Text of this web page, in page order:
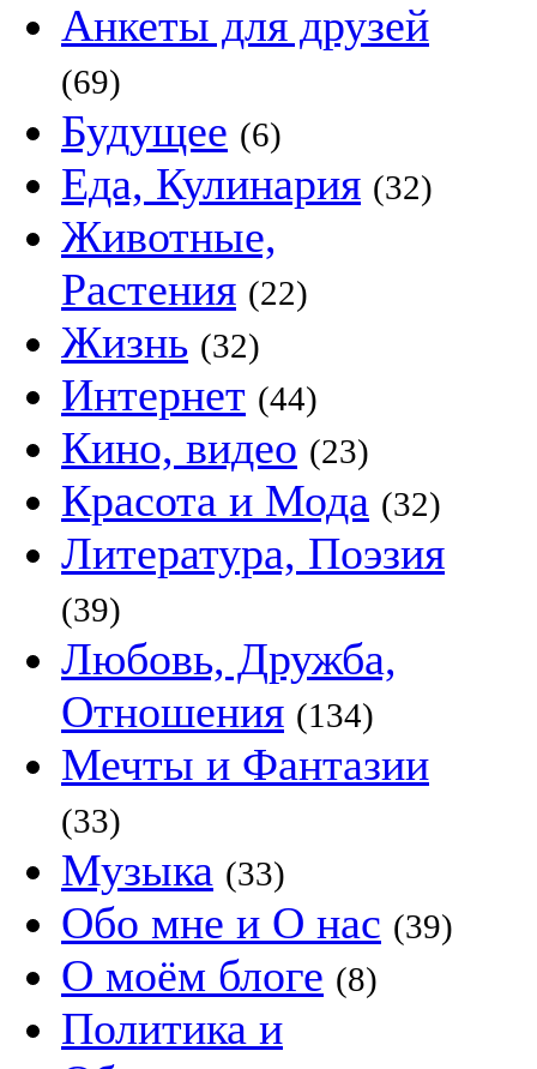
Анкеты для друзей
(69)
Будущее (6)
Еда, Кулинария (32)
Животные,
Растения (22)
Жизнь (32)
Интернет (44)
Кино, видео (23)
Красота и Мода (32)
Литература, Поэзия
(39)
Любовь, Дружба,
Отношения (134)
Мечты и Фантазии
(33)
Музыка (33)
Обо мне и О нас (39)
О моём блоге (8)
Политика и